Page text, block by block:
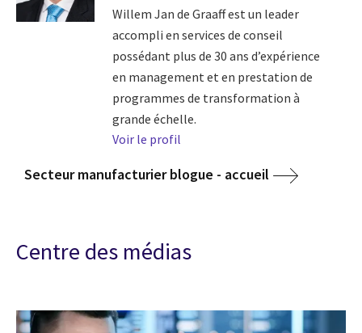
Willem Jan de Graaff est un leader
accompli en services de conseil
possédant plus de 30 ans d’expérience
en management et en prestation de
programmes de transformation à
grande échelle.
Voir le profil
Secteur manufacturier blogue - accueil
Centre des médias